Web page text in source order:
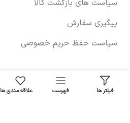
سیاست های بازگشت کالا
پیگیری سفارش
سیاست حفظ حریم خصوصی
خودروها
فیلتر ها فهرست علاقه مندی ها